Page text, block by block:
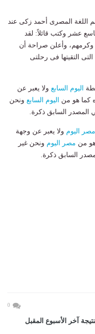
اللغة المصرى أحمد زكى عند
عشر وكتب قائلاً: لقد
وكرمهم، وأعلن صراحة أن
التقيتها فى رحلتى
اليوم السابع ولا يعبر عن
كما هو من اليوم السابع ونحن
المصدر السابق ذكرة.
مصر اليوم ولا يعبر عن وجهة
هو من مصر اليوم ونحن غير
السابق ذكرة.
0
آخر الأسبوع المقبل